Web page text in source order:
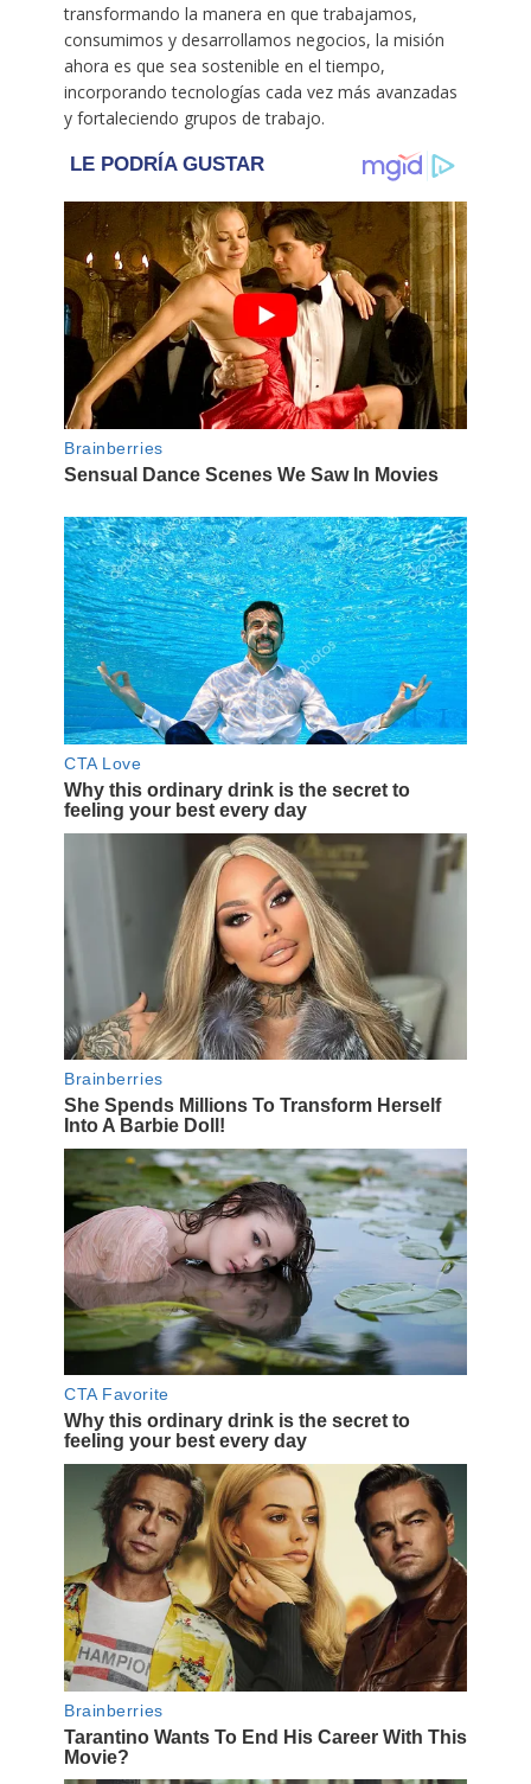
transformando la manera en que trabajamos,
consumimos y desarrollamos negocios, la misión
ahora es que sea sostenible en el tiempo,
incorporando tecnologías cada vez más avanzadas
y fortaleciendo grupos de trabajo.